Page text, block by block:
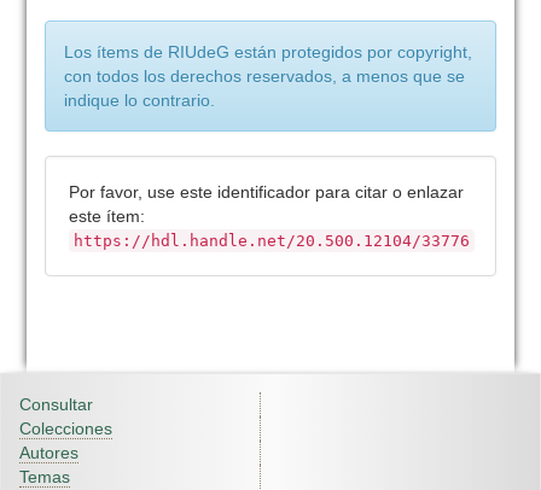
Los ítems de RIUdeG están protegidos por copyright,
con todos los derechos reservados, a menos que se
indique lo contrario.
Por favor, use este identificador para citar o enlazar
este ítem:
https://hdl.handle.net/20.500.12104/33776
Consultar
Colecciones
Autores
Temas